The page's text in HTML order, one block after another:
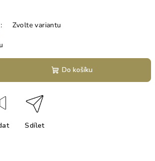
Zvolte variantu
Do košíku
Sdílet